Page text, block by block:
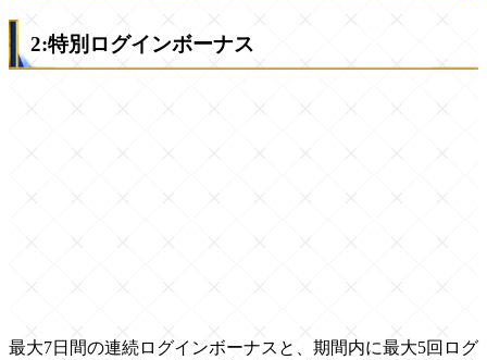
2:特別ログインボーナス
最大7日間の連続ログインボーナスと、期間内に最大5回ログ